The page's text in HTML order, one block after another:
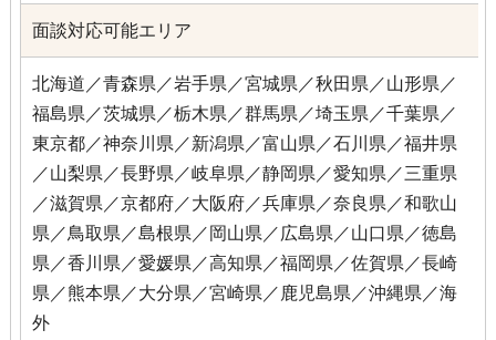
面談対応可能エリア
北海道／青森県／岩手県／宮城県／秋田県／山形県／
福島県／茨城県／栃木県／群馬県／埼玉県／千葉県／
東京都／神奈川県／新潟県／富山県／石川県／福井県
／山梨県／長野県／岐阜県／静岡県／愛知県／三重県
／滋賀県／京都府／大阪府／兵庫県／奈良県／和歌山
県／鳥取県／島根県／岡山県／広島県／山口県／徳島
県／香川県／愛媛県／高知県／福岡県／佐賀県／長崎
県／熊本県／大分県／宮崎県／鹿児島県／沖縄県／海
外